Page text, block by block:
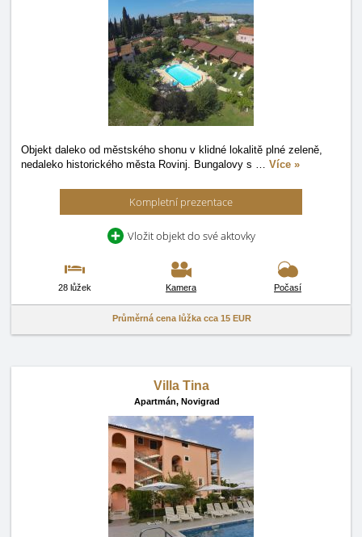
Objekt daleko od městského shonu v klidné lokalitě plné zeleně,
nedaleko historického města Rovinj. Bungalovy s … Více »
Kompletní prezentace
Vložit objekt do své aktovky
28 lůžek Kamera Počasí
Průměrná cena lůžka cca 15 EUR
Villa Tina
Apartmán, Novigrad